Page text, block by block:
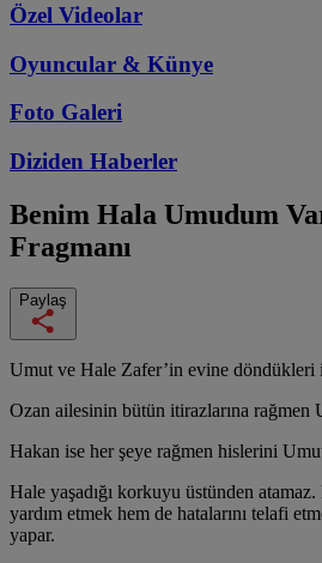
Özel Videolar
Oyuncular & Künye
Foto Galeri
Diziden Haberler
Benim Hala Umudum
Fragmanı
Paylaş
Umut ve Hale Zafer’in evine döndükleri
Ozan ailesinin bütün itirazlarına rağmen
Hakan ise her şeye rağmen hislerini
Hale yaşadığı korkuyu üstünden
yardım etmek hem de hatalarını telafi
yapar.